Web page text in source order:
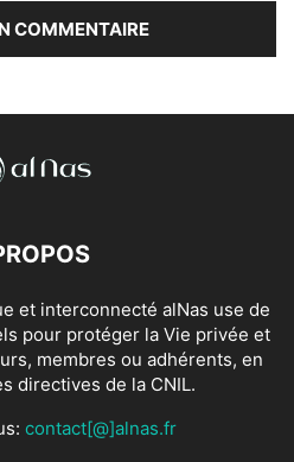
et interconnecté alNas use de
pour protéger la Vie privée et
membres ou adhérents, en
directives de la CNIL.
contact[@]alnas.fr